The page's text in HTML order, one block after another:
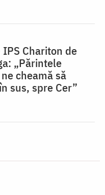
IPS Chariton de
„Părintele
cheamă să
sus, spre Cer”